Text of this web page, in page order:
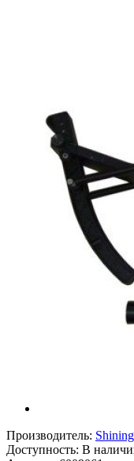
Производитель:
Доступность: В